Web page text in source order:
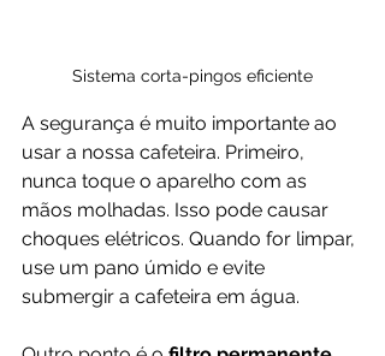
Sistema corta-pingos eficiente
A segurança é muito importante ao
usar a nossa cafeteira. Primeiro,
nunca toque o aparelho com as
mãos molhadas. Isso pode causar
choques elétricos. Quando for limpar,
use um pano úmido e evite
submergir a cafeteira em água.